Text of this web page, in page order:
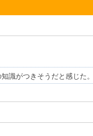
識がつきそうだと感じた。